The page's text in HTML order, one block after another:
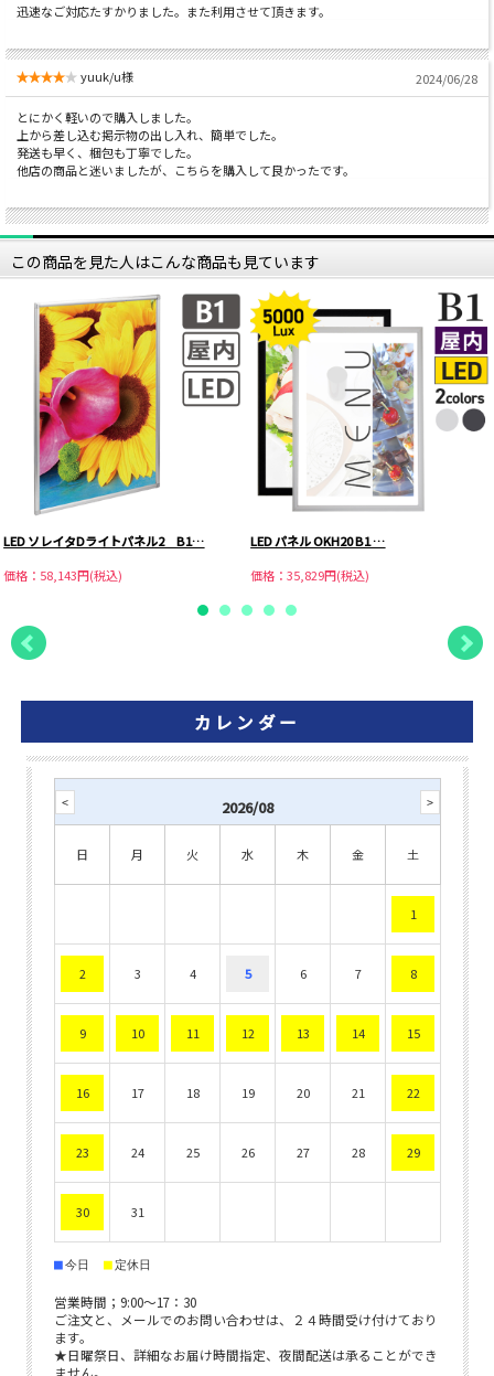
迅速なご対応たすかりました。また利用させて頂きます。
yuuk/u様 2024/06/28
とにかく軽いので購入しました。
上から差し込む掲示物の出し入れ、簡単でした。
発送も早く、梱包も丁寧でした。
他店の商品と迷いましたが、こちらを購入して良かったです。
この商品を見た人はこんな商品も見ています
LED ソレイタDライトパネル2 B1…
価格：58,143円(税込)
LED パネル OKH20 B1 …
価格：35,829円(税込)
カレンダー